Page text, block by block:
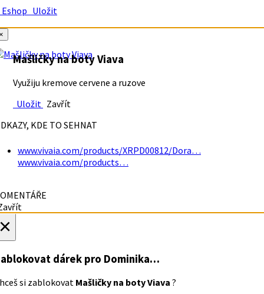
Uložit
Mašličky na boty Viava
Využiju kremove cervene a ruzove
Uložit Zavřít
KDE TO SEHNAT
www.vivaia.com/products/XRPD00812/Dora…
www.vivaia.com/products…
dárek pro Dominika…
si zablokovat Mašličky na boty Viava ?